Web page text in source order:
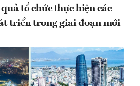
tổ chức thực hiện các
triển trong giai đoạn mới